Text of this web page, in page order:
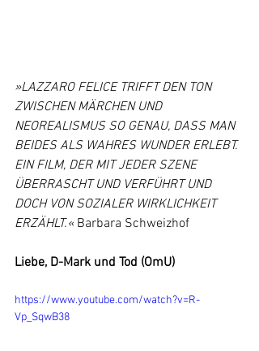
»LAZZARO FELICE TRIFFT DEN TON
ZWISCHEN MÄRCHEN UND
NEOREALISMUS SO GENAU, DASS MAN
BEIDES ALS WAHRES WUNDER ERLEBT.
EIN FILM, DER MIT JEDER SZENE
ÜBERRASCHT UND VERFÜHRT UND
DOCH VON SOZIALER WIRKLICHKEIT
ERZÄHLT.« Barbara Schweizhof
Liebe, D-Mark und Tod (OmU)
https://www.youtube.com/watch?v=R-
Vp_SqwB38